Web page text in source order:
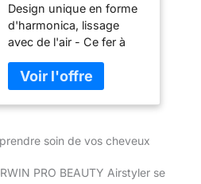
pour cheveux - De
mouillé à sec, Sans
plaques
chauffantes, Sans
dommages
thermiques, vert
foncé
Design unique en forme
d'harmonica, lissage
avec de l'air - Ce fer à
flux d'air linéaire et dirigé
qui lisse et sèche vos
mèches en même temps,
procurant des cheveux
brillants à chaque
soin de vos cheveux
PRO BEAUTY Airstyler se